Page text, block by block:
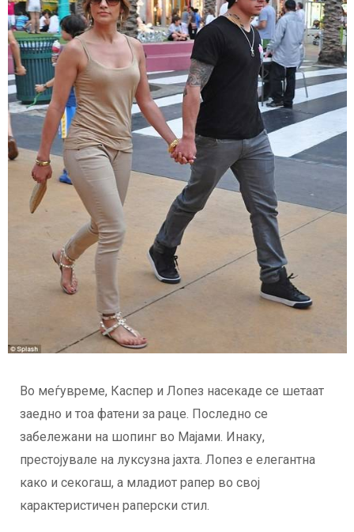
Во меѓувреме, Каспер и Лопез насекаде се шетаат
заедно и тоа фатени за раце. Последно се
забележани на шопинг во Мајами. Инаку,
престојувале на луксузна јахта. Лопез е елегантна
како и секогаш, а младиот рапер во свој
карактеристичен раперски стил.